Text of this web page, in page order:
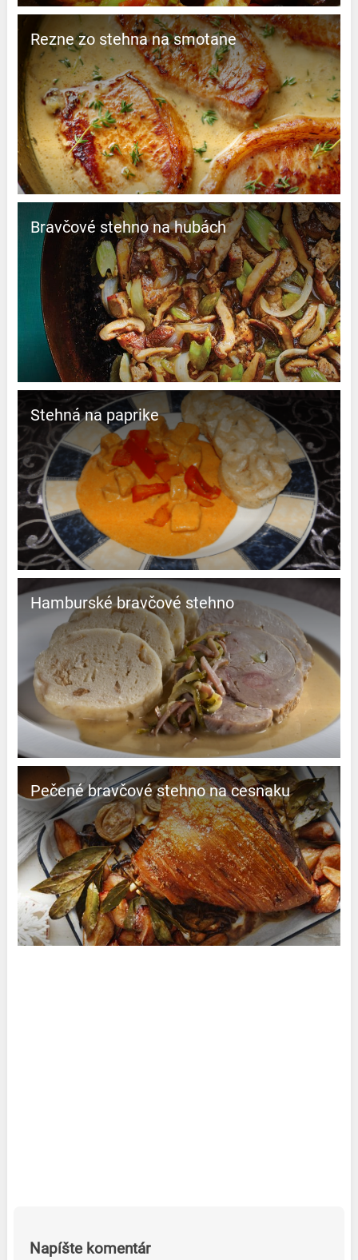
Rezne zo stehna na smotane
Bravčové stehno na hubách
Stehná na paprike
Hamburské bravčové stehno
Pečené bravčové stehno na cesnaku
Napíšte komentár